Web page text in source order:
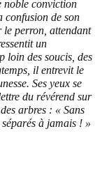
noble conviction
confusion de son
le perron, attendant
un
loin des soucis, des
il entrevit le
Ses yeux se
du révérend sur
arbres : « Sans
à jamais ! »